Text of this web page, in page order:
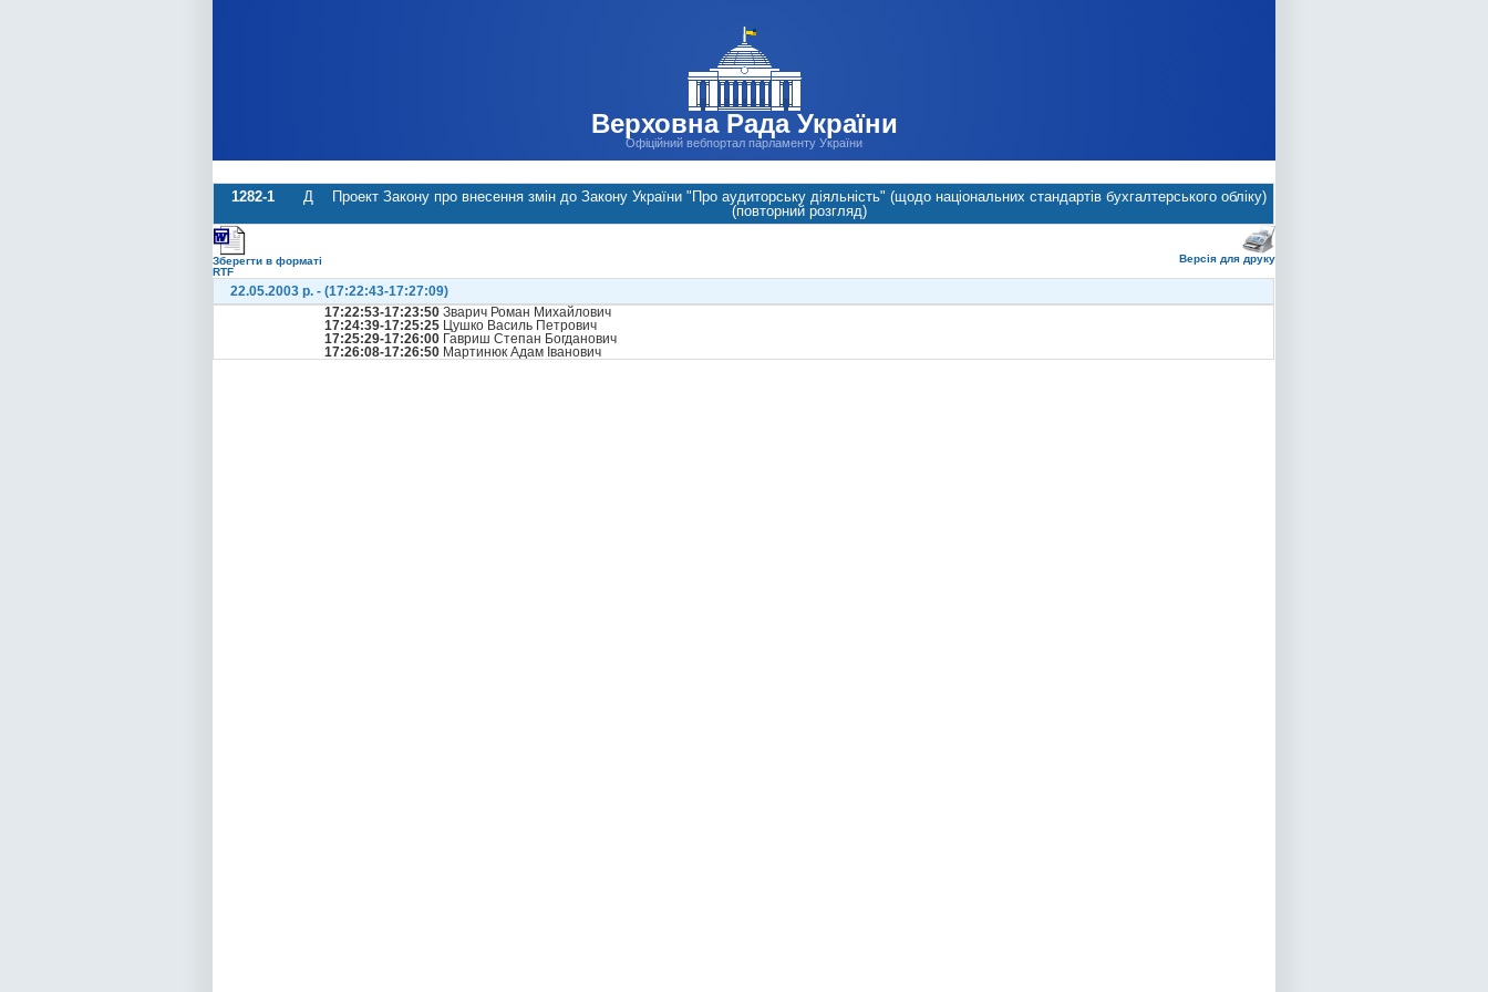
Верховна Рада України
Офіційний вебпортал парламенту України
1282-1 Д
Проект Закону про внесення змін до Закону України "Про аудиторську діяльність" (щодо національних стандартів бухгалтерського обліку)
(повторний розгляд)
Зберегти в форматі
RTF
Версія для друку
22.05.2003 р. - (17:22:43-17:27:09)
17:22:53-17:23:50 Зварич Роман Михайлович
17:24:39-17:25:25 Цушко Василь Петрович
17:25:29-17:26:00 Гавриш Степан Богданович
17:26:08-17:26:50 Мартинюк Адам Іванович